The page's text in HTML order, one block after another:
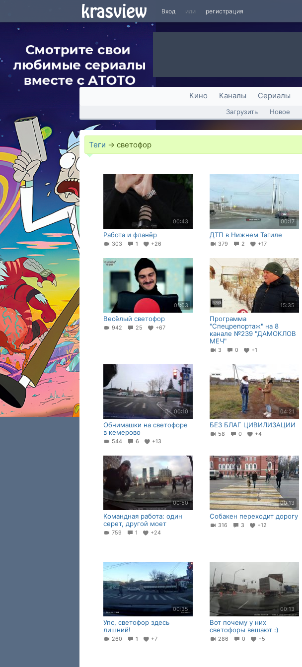
Вход или регистрация
Кино Каналы Сериалы
Загрузить Новое
Теги → светофор
00:43
Работа и фланёр
303 1 +26
00:17
ДТП в Нижнем Тагиле
379 2 +17
01:03
Весёлый светофор
942 25 +67
15:35
Программа
"Спецрепортаж" на 8
канале №239 "ДАМОКЛОВ
МЕЧ"
3 0 +1
00:10
Обнимашки на светофоре
в кемерово
544 6 +13
04:21
БЕЗ БЛАГ ЦИВИЛИЗАЦИИ
58 0 +4
00:50
Командная работа: один
серет, другой моет
759 1 +24
00:13
Собакен переходит дорогу
316 3 +12
00:35
Упс, светофор здесь
лишний!
260 1 +7
00:13
Вот почему у них
светофоры вешают :)
286 0 +5